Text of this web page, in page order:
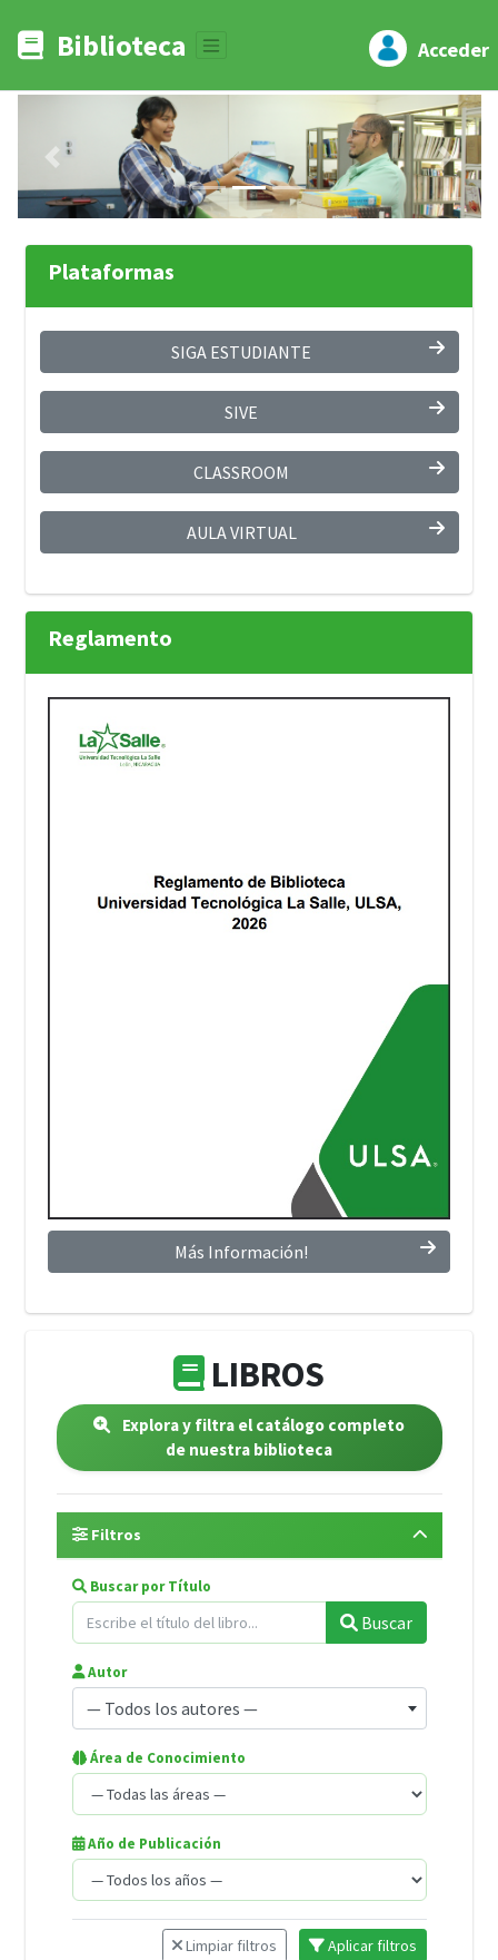
Biblioteca Acceder
Previous Next
Plataformas
SIGA ESTUDIANTE
SIVE
CLASSROOM
AULA VIRTUAL
Reglamento
Más Información!
LIBROS
Explora y filtra el catálogo completo
de nuestra biblioteca
Filtros
Buscar por Título
Buscar
Autor
— Todos los autores —
Área de Conocimiento
Año de Publicación
Limpiar filtros Aplicar filtros